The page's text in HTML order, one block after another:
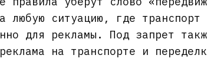
любую ситуацию, где транспорт
для рекламы. Под запрет
на транспорте и